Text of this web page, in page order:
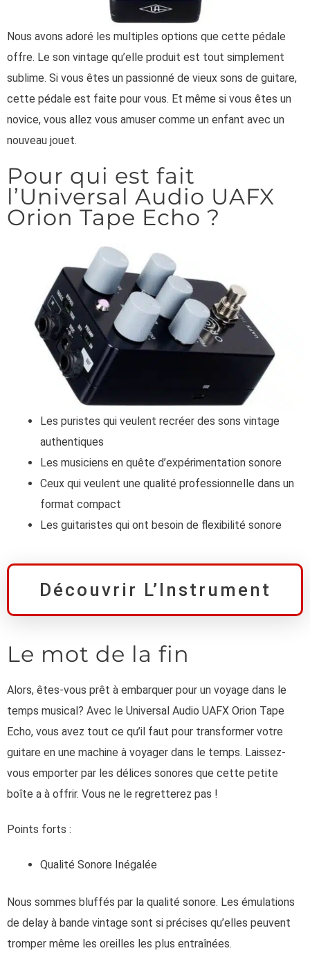
Nous avons adoré les multiples options que cette pédale
offre. Le son vintage qu’elle produit est tout simplement
sublime. Si vous êtes un passionné de vieux sons de guitare,
cette pédale est faite pour vous. Et même si vous êtes un
novice, vous allez vous amuser comme un enfant avec un
nouveau jouet.
Pour qui est fait
l’Universal Audio UAFX
Orion Tape Echo ?
Les puristes qui veulent recréer des sons vintage
authentiques
Les musiciens en quête d’expérimentation sonore
Ceux qui veulent une qualité professionnelle dans un
format compact
Les guitaristes qui ont besoin de flexibilité sonore
Découvrir L’Instrument
Le mot de la fin
Alors, êtes-vous prêt à embarquer pour un voyage dans le
temps musical? Avec le Universal Audio UAFX Orion Tape
Echo, vous avez tout ce qu’il faut pour transformer votre
guitare en une machine à voyager dans le temps. Laissez-
vous emporter par les délices sonores que cette petite
boîte a à offrir. Vous ne le regretterez pas !
Points forts :
Qualité Sonore Inégalée
Nous sommes bluffés par la qualité sonore. Les émulations
de delay à bande vintage sont si précises qu’elles peuvent
tromper même les oreilles les plus entraînées.